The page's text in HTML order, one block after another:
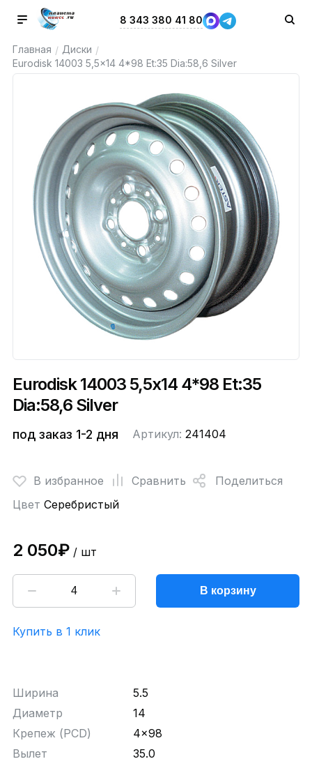
8 343 380 41 80
Главная / Диски /
Eurodisk 14003 5,5x14 4*98 Et:35 Dia:58,6 Silver
Eurodisk 14003 5,5x14 4*98 Et:35
Dia:58,6 Silver
под заказ 1-2 дня Артикул: 241404
В избранное Сравнить
Поделиться
Цвет Серебристый
2 050₽/ шт
В корзину
Купить в 1 клик
Ширина
5.5
Диаметр
14
Крепеж (PCD)
4x98
Вылет
35.0